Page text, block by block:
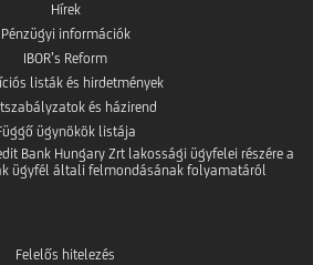
Hírek
Pénzügyi információk
IBOR’s Reform
listák és hirdetmények
és házirend
ügynökök listája
Bank Hungary Zrt lakossági ügyfelei részére a
ügyfél általi felmondásának folyamatáról
Felelős hitelezés